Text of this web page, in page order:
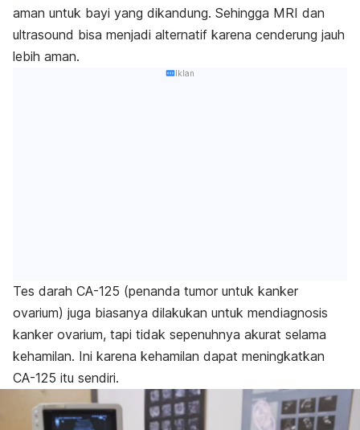
aman untuk bayi yang dikandung. Sehingga MRI dan
ultrasound bisa menjadi alternatif karena cenderung jauh
lebih aman.
Iklan
Tes darah CA-125 (penanda tumor untuk kanker
ovarium) juga biasanya dilakukan untuk mendiagnosis
kanker ovarium, tapi tidak sepenuhnya akurat selama
kehamilan. Ini karena kehamilan dapat meningkatkan
CA-125 itu sendiri.